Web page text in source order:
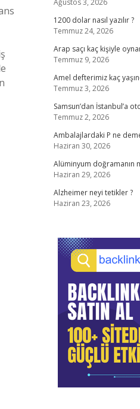
Ağustos 3, 2026
1200 dolar nasıl yazılır ?
Temmuz 24, 2026
Arap saçı kaç kişiyle
Temmuz 9, 2026
Amel defterimiz kaç
Temmuz 3, 2026
Samsun’dan İstanbul’a
Temmuz 2, 2026
Ambalajlardaki P ne
Haziran 30, 2026
Alüminyum doğramanın
Haziran 29, 2026
Alzheimer neyi tetikler ?
Haziran 23, 2026